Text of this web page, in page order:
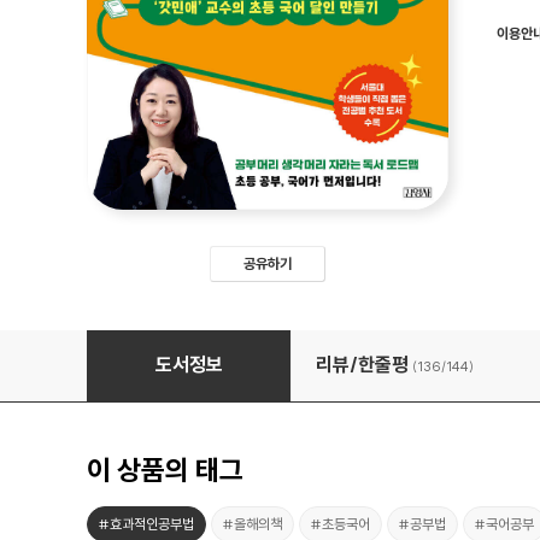
공유하기
이용안
국어 잘하는 아이가 이깁니다
도서정보 리뷰/한줄평 (136/144)
이 상품의 태그
#효과적인공부법 #올해의책 #초등국어 #공부법 #국어공부